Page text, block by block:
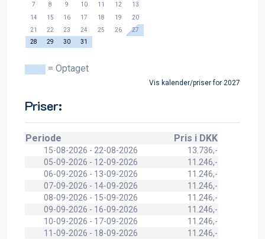
7
8 9 10 11 12
13
14
15 16 17 18 19
20
21
22 23 24 25 26
27
28
29 30 31
= Optaget
Vis kalender/priser for 2027
Priser:
Periode Pris i DKK
15-08-2026 - 22-08-2026
13.736,-
05-09-2026 - 12-09-2026
11.246,-
06-09-2026 - 13-09-2026
11.246,-
07-09-2026 - 14-09-2026
11.246,-
08-09-2026 - 15-09-2026
11.246,-
09-09-2026 - 16-09-2026
11.246,-
10-09-2026 - 17-09-2026
11.246,-
11-09-2026 - 18-09-2026
11.246,-